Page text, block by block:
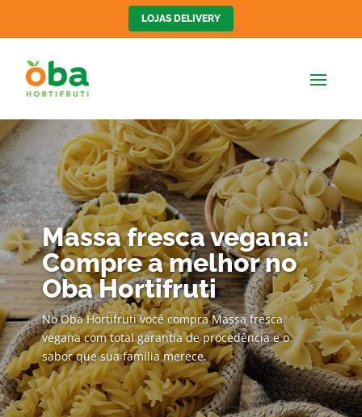
LOJAS DELIVERY
Massa fresca vegana:
Compre a melhor no
Oba Hortifruti
No Oba Hortifruti você compra Massa fresca
vegana com total garantia de procedência e o
sabor que sua família merece.